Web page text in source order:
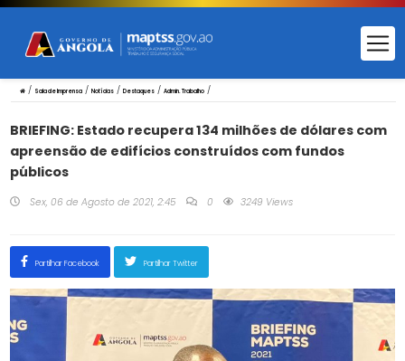
/ Sala de Imprensa/ Notícias/ Destaques/ Admin. Trabalho/
BRIEFING: Estado recupera 134 milhões de dólares com
apreensão de edifícios construídos com fundos
públicos
Sex, 06 de Agosto de 2021, 2:45 0 3249 Views
Partilhar Facebook Partilhar Twitter